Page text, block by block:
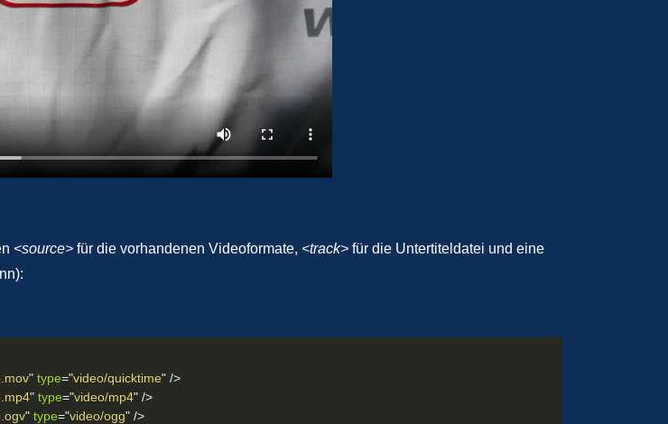
<source> für die vorhandenen Videoformate, <track> für die Untertiteldatei und eine
" type="video/quicktime" />
" type="video/mp4" />
" type="video/ogg" />